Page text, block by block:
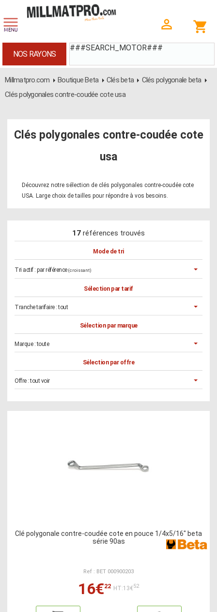
###SEARCH_MOTOR###
NOS RAYONS
Millmatpro.com Boutique Beta Clés beta
Clés polygonale beta
Clés polygonales contre-coudée cote usa
Clés polygonales contre-coudée cote
usa
Découvrez notre sélection de clés polygonales contre-coudée cote
USA. Large choix de tailles pour répondre à vos besoins.
17 références trouvés
Mode de tri
Tri actif : par référence (croissant)
Sélection par tarif
Tranche tarifaire :tout
Sélection par marque
Marque :toute
Sélection par offre
Offre :tout voir
Clé polygonale contre-coudée cote en pouce 1/4x5/16" beta
série 90as
Ref : BET 000900203
16€22 HT:13€52